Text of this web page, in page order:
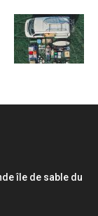
île de sable du